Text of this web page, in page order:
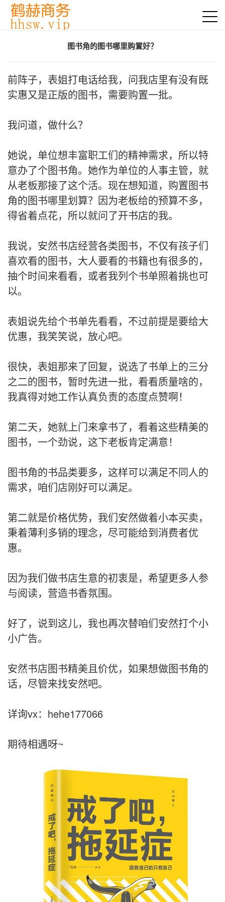
图书角的图书哪里购置好？
前阵子，表姐打电话给我，问我店里有没有既
实惠又是正版的图书，需要购置一批。
我问道，做什么？
她说，单位想丰富职工们的精神需求，所以特
意办了个图书角。她作为单位的人事主管，就
从老板那接了这个活。现在想知道，购置图书
角的图书哪里划算？因为老板给的预算不多，
得省着点花，所以就问了开书店的我。
我说，安然书店经营各类图书，不仅有孩子们
喜欢看的图书，大人要看的书籍也有很多的，
抽个时间来看看，或者我列个书单照着挑也可
以。
表姐说先给个书单先看看，不过前提是要给大
优惠，我笑笑说，放心吧。
很快，表姐那来了回复，说选了书单上的三分
之二的图书，暂时先进一批，看看质量啥的，
我真得对她工作认真负责的态度点赞啊！
第二天，她就上门来拿书了，看着这些精美的
图书，一个劲说，这下老板肯定满意！
图书角的书品类要多，这样可以满足不同人的
需求，咱们店刚好可以满足。
第二就是价格优势，我们安然做着小本买卖，
秉着薄利多销的理念，尽可能给到消费者优
惠。
因为我们做书店生意的初衷是，希望更多人参
与阅读，营造书香氛围。
好了，说到这儿，我也再次替咱们安然打个小
小广告。
安然书店图书精美且价优，如果想做图书角的
话，尽管来找安然吧。
详询vx：hehe177066
期待相遇呀~